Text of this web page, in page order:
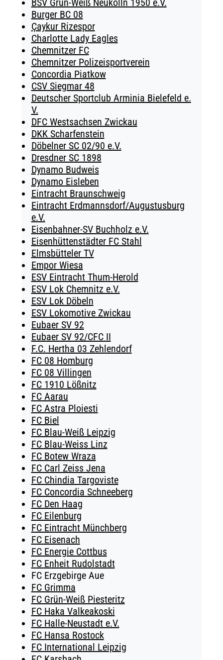
BSV Grün-Weiß Neukölln 1950 e.V.
Burger BC 08
Çaykur Rizespor
Charlotte Lady Eagles
Chemnitzer FC
Chemnitzer Polizeisportverein
Concordia Piatkow
CSV Siegmar 48
Deutscher Sportclub Arminia Bielefeld e.
V.
DFC Westsachsen Zwickau
DKK Scharfenstein
Döbelner SC 02/90 e.V.
Dresdner SC 1898
Dynamo Budweis
Dynamo Eisleben
Eintracht Braunschweig
Eintracht Erdmannsdorf/Augustusburg
e.V.
Eisenbahner-SV Buchholz e.V.
Eisenhüttenstädter FC Stahl
Elmsbütteler TV
Empor Wiesa
ESV Eintracht Thum-Herold
ESV Lok Chemnitz e.V.
ESV Lok Döbeln
ESV Lokomotive Zwickau
Eubaer SV 92
Eubaer SV 92/CFC II
F.C. Hertha 03 Zehlendorf
FC 08 Homburg
FC 08 Villingen
FC 1910 Lößnitz
FC Aarau
FC Astra Ploiesti
FC Biel
FC Blau-Weiß Leipzig
FC Blau-Weiss Linz
FC Botew Wraza
FC Carl Zeiss Jena
FC Chindia Targoviste
FC Concordia Schneeberg
FC Den Haag
FC Eilenburg
FC Eintracht Münchberg
FC Eisenach
FC Energie Cottbus
FC Enheit Rudolstadt
FC Erzgebirge Aue
FC Grimma
FC Grün-Weiß Piesteritz
FC Haka Valkeakoski
FC Halle-Neustadt e.V.
FC Hansa Rostock
FC International Leipzig